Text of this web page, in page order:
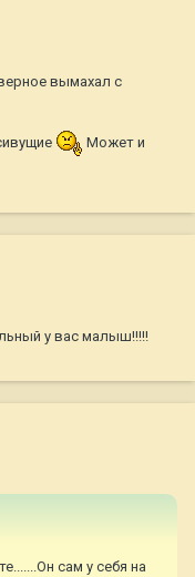
вымахал с
Может и
у вас малыш!!!!!
сам у себя на